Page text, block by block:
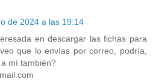
de 2024 a las 19:14
en descargar las fichas para
que lo envías por correo, podría,
mí también?